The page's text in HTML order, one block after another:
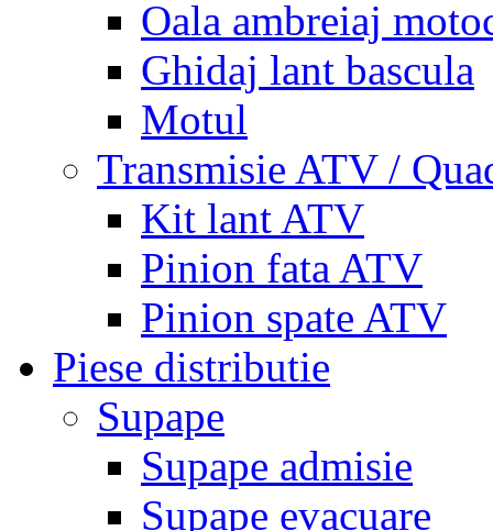
Oala ambreiaj
Ghidaj lant bascula
Motul
Transmisie ATV /
Kit lant ATV
Pinion fata ATV
Pinion spate ATV
Piese distributie
Supape
Supape admisie
Supape evacuare